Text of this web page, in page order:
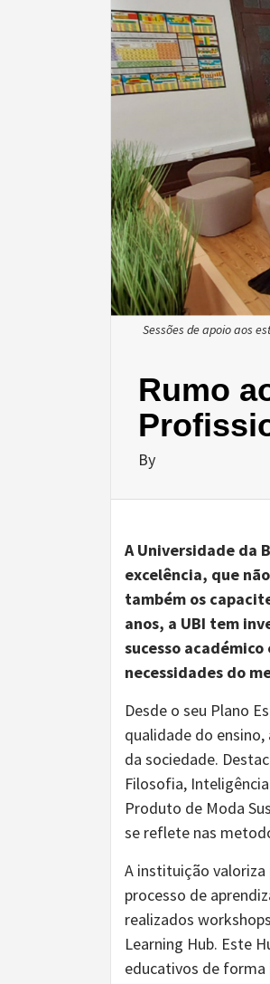
Sessões de apoio aos
Rumo
By
A Universidade da
excelência, que
também os
anos, a UBI tem
sucesso
necessidades do
Desde o seu Plano
qualidade do
da sociedade.
Filosofia,
Produto de Moda
se reflete nas
A instituição
processo de
realizados
Learning Hub. Este
educativos de